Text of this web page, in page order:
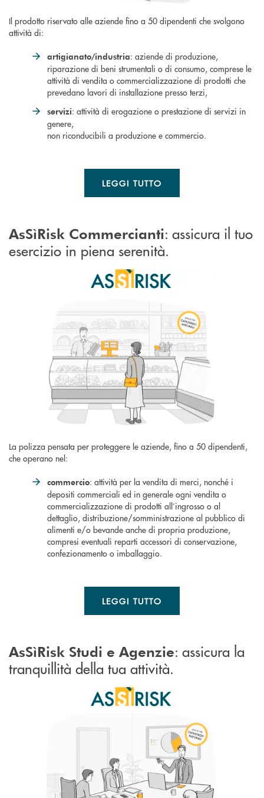
Il prodotto riservato alle aziende fino a 50 dipendenti che svolgono
attività di:
artigianato/industria: aziende di produzione,
riparazione di beni strumentali o di consumo, comprese le
attività di vendita o commercializzazione di prodotti che
prevedano lavori di installazione presso terzi,
servizi: attività di erogazione o prestazione di servizi in
genere,
non riconducibili a produzione e commercio.
LEGGI TUTTO
AsSìRisk Commercianti: assicura il tuo
esercizio in piena serenità.
La polizza pensata per proteggere le aziende, fino a 50 dipendenti,
che operano nel:
commercio: attività per la vendita di merci, nonché i
depositi commerciali ed in generale ogni vendita o
commercializzazione di prodotti all’ingrosso o al
dettaglio, distribuzione/somministrazione al pubblico di
alimenti e/o bevande anche di propria produzione,
compresi eventuali reparti accessori di conservazione,
confezionamento o imballaggio.
LEGGI TUTTO
AsSìRisk Studi e Agenzie: assicura la
tranquillità della tua attività.